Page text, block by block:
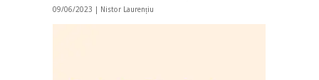
09/06/2023 | Nistor Laurențiu